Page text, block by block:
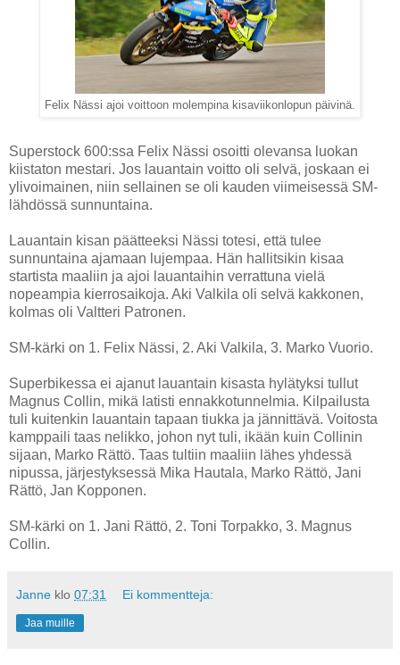
Felix Nässi ajoi voittoon molempina kisaviikonlopun päivinä.
Superstock 600:ssa Felix Nässi osoitti olevansa luokan
kiistaton mestari. Jos lauantain voitto oli selvä, joskaan ei
ylivoimainen, niin sellainen se oli kauden viimeisessä SM-
lähdössä sunnuntaina.
Lauantain kisan päätteeksi Nässi totesi, että tulee
sunnuntaina ajamaan lujempaa. Hän hallitsikin kisaa
startista maaliin ja ajoi lauantaihin verrattuna vielä
nopeampia kierrosaikoja. Aki Valkila oli selvä kakkonen,
kolmas oli Valtteri Patronen.
SM-kärki on 1. Felix Nässi, 2. Aki Valkila, 3. Marko Vuorio.
Superbikessa ei ajanut lauantain kisasta hylätyksi tullut
Magnus Collin, mikä latisti ennakkotunnelmia. Kilpailusta
tuli kuitenkin lauantain tapaan tiukka ja jännittävä. Voitosta
kamppaili taas nelikko, johon nyt tuli, ikään kuin Collinin
sijaan, Marko Rättö. Taas tultiin maaliin lähes yhdessä
nipussa, järjestyksessä Mika Hautala, Marko Rättö, Jani
Rättö, Jan Kopponen.
SM-kärki on 1. Jani Rättö, 2. Toni Torpakko, 3. Magnus
Collin.
Janne klo 07:31 Ei kommentteja:
Jaa muille